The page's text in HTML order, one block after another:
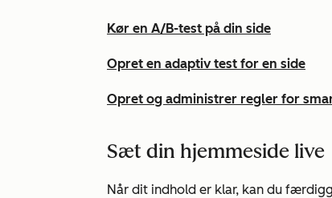
Kør en A/B-test på din side
Opret en adaptiv test for en side
Opret og administrer regler for
Sæt din hjemmeside live
Når dit indhold er klar, kan du